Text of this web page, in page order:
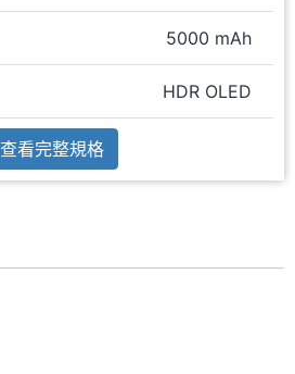
5000 mAh
HDR OLED
查看完整規格